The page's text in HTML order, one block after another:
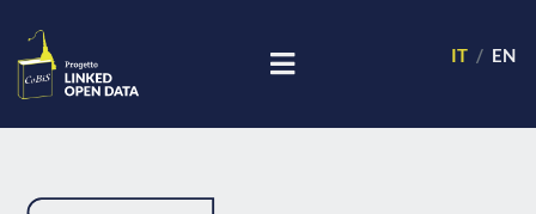
IT EN